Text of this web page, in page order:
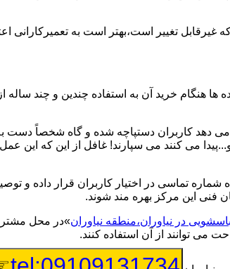
تغییر است،بهتر است به تعمیرکارانی
هنگام خرید آن به استفاده چندین و چند
کاربران دستپاچه شده و گاه شخصاً دست به
و...پیدا می کنند می سپارند! غافل از این که
شماره تماسی در اختیار کاربران قرار داده
فنی این مرکز بهره مند شوند.
در نیاوران،منطقه نیاوران»در محل مشتری
می توانند از آن استفاده کنند.